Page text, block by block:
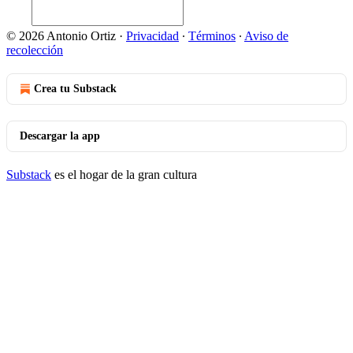
© 2026 Antonio Ortiz · Privacidad ∙ Términos ∙ Aviso de
recolección
Crea tu Substack
Descargar la app
Substack es el hogar de la gran cultura